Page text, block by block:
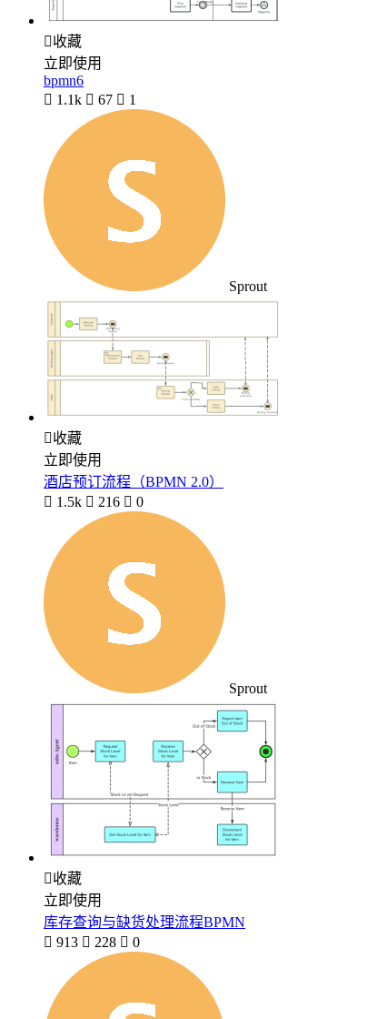
收藏
立即使用
bpmn6
 1.1k  67  1
Sprout
收藏
立即使用
酒店预订流程（BPMN 2.0）
 1.5k  216  0
Sprout
收藏
立即使用
库存查询与缺货处理流程BPMN
 913  228  0